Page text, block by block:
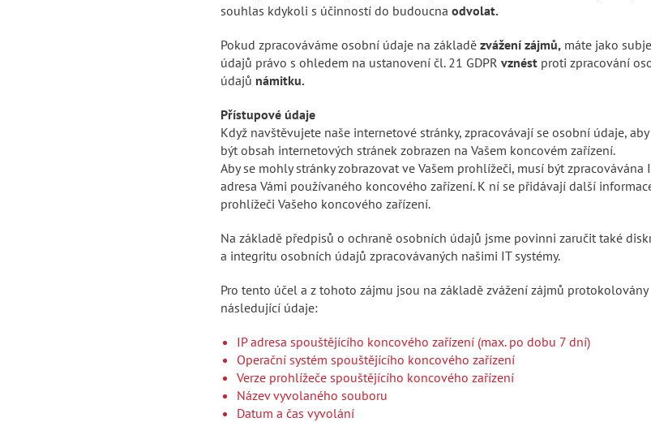
souhlas kdykoli s účinností do budoucna odvolat.
Pokud zpracováváme osobní údaje na základě zvážení zájmů, máte jako
údajů právo s ohledem na ustanovení čl. 21 GDPR vznéstproti zpracování
údajů námitku.
Přístupové údaje
Když navštěvujete naše internetové stránky, zpracovávají se osobní údaje,
být obsah internetových stránek zobrazen na Vašem koncovém zařízení.
Aby se mohly stránky zobrazovat ve Vašem prohlížeči, musí být zpracovávána
adresa Vámi používaného koncového zařízení. K ní se přidávají další
prohlížeči Vašeho koncového zařízení.
Na základě předpisů o ochraně osobních údajů jsme povinni zaručit také
a integritu osobních údajů zpracovávaných našimi IT systémy.
Pro tento účel a z tohoto zájmu jsou na základě zvážení zájmů protokolovány
následující údaje:
IP adresa spouštějícího koncového zařízení (max. po dobu 7 dní)
Operační systém spouštějícího koncového zařízení
Verze prohlížeče spouštějícího koncového zařízení
Název vyvolaného souboru
Datum a čas vyvolání